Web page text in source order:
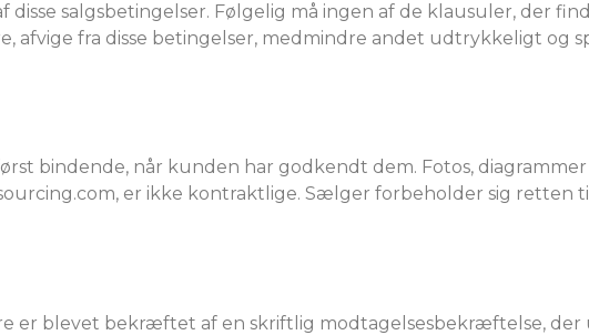
salgsbetingelser. Følgelig må ingen af ​​de klausuler, der
afvige fra disse betingelser, medmindre andet udtrykkeligt og
bindende, når kunden har godkendt dem. Fotos, diagrammer
er ikke kontraktlige. Sælger forbeholder sig retten
er blevet bekræftet af en skriftlig modtagelsesbekræftelse,